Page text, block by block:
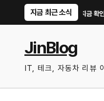
지금 최근 소식
터 디지털 키까지, 지금 확인할 것은?
JinBlog
IT, 테크, 자동차 리뷰